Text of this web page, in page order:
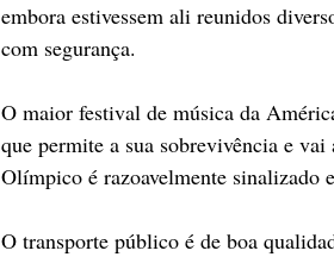
embora estivessem ali reunidos
com segurança.
O maior festival de música da
que permite a sua sobrevivência e
Olímpico é razoavelmente sinalizado
O transporte público é de boa